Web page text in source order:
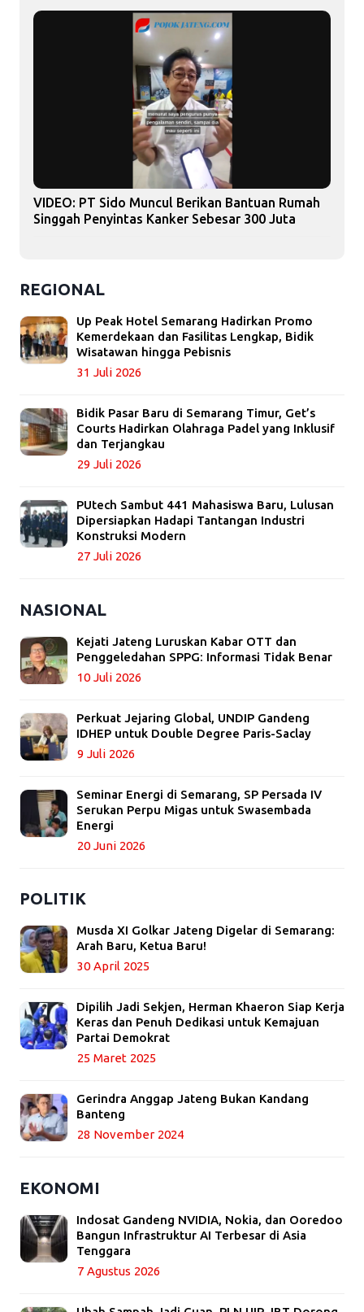
VIDEO: PT Sido Muncul Berikan Bantuan Rumah
Singgah Penyintas Kanker Sebesar 300 Juta
REGIONAL
Up Peak Hotel Semarang Hadirkan Promo
Kemerdekaan dan Fasilitas Lengkap, Bidik
Wisatawan hingga Pebisnis
31 Juli 2026
Bidik Pasar Baru di Semarang Timur, Get’s
Courts Hadirkan Olahraga Padel yang Inklusif
dan Terjangkau
29 Juli 2026
PUtech Sambut 441 Mahasiswa Baru, Lulusan
Dipersiapkan Hadapi Tantangan Industri
Konstruksi Modern
27 Juli 2026
NASIONAL
Kejati Jateng Luruskan Kabar OTT dan
Penggeledahan SPPG: Informasi Tidak Benar
10 Juli 2026
Perkuat Jejaring Global, UNDIP Gandeng
IDHEP untuk Double Degree Paris-Saclay
9 Juli 2026
Seminar Energi di Semarang, SP Persada IV
Serukan Perpu Migas untuk Swasembada
Energi
20 Juni 2026
POLITIK
Musda XI Golkar Jateng Digelar di Semarang:
Arah Baru, Ketua Baru!
30 April 2025
Dipilih Jadi Sekjen, Herman Khaeron Siap Kerja
Keras dan Penuh Dedikasi untuk Kemajuan
Partai Demokrat
25 Maret 2025
Gerindra Anggap Jateng Bukan Kandang
Banteng
28 November 2024
EKONOMI
Indosat Gandeng NVIDIA, Nokia, dan Ooredoo
Bangun Infrastruktur AI Terbesar di Asia
Tenggara
7 Agustus 2026